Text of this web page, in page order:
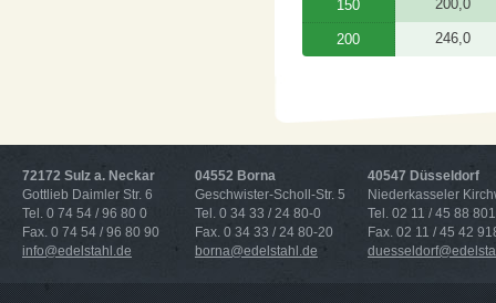
150 200,0
200 246,0
72172 Sulz a. Neckar
Gottlieb Daimler Str. 6
Tel. 0 74 54 / 96 80 0
Fax. 0 74 54 / 96 80 90
info@edelstahl.de
04552 Borna
Geschwister-Scholl-Str. 5
Tel. 0 34 33 / 24 80-0
Fax. 0 34 33 / 24 80-20
borna@edelstahl.de
40547 Düsseldorf
Niederkasseler
Tel. 02 11 / 45 88 801
Fax. 02 11 / 45 42